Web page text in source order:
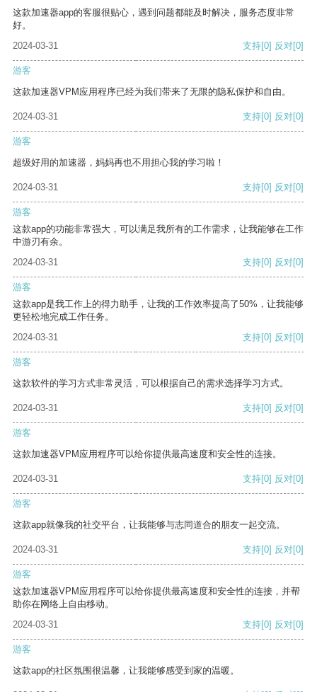
这款加速器app的客服很贴心，遇到问题都能及时解决，服务态度非常
好。
2024-03-31
支持[0] 反对[0]
游客
这款加速器VPM应用程序已经为我们带来了无限的隐私保护和自由。
2024-03-31 支持[0] 反对[0]
游客
超级好用的加速器，妈妈再也不用担心我的学习啦！
2024-03-31 支持[0] 反对[0]
游客
这款app的功能非常强大，可以满足我所有的工作需求，让我能够在工作
中游刃有余。
2024-03-31
支持[0] 反对[0]
游客
这款app是我工作上的得力助手，让我的工作效率提高了50%，让我能够
更轻松地完成工作任务。
2024-03-31
支持[0] 反对[0]
游客
这款软件的学习方式非常灵活，可以根据自己的需求选择学习方式。
2024-03-31 支持[0] 反对[0]
游客
这款加速器VPM应用程序可以给你提供最高速度和安全性的连接。
2024-03-31 支持[0] 反对[0]
游客
这款app就像我的社交平台，让我能够与志同道合的朋友一起交流。
2024-03-31 支持[0] 反对[0]
游客
这款加速器VPM应用程序可以给你提供最高速度和安全性的连接，并帮
助你在网络上自由移动。
2024-03-31
支持[0] 反对[0]
游客
这款app的社区氛围很温馨，让我能够感受到家的温暖。